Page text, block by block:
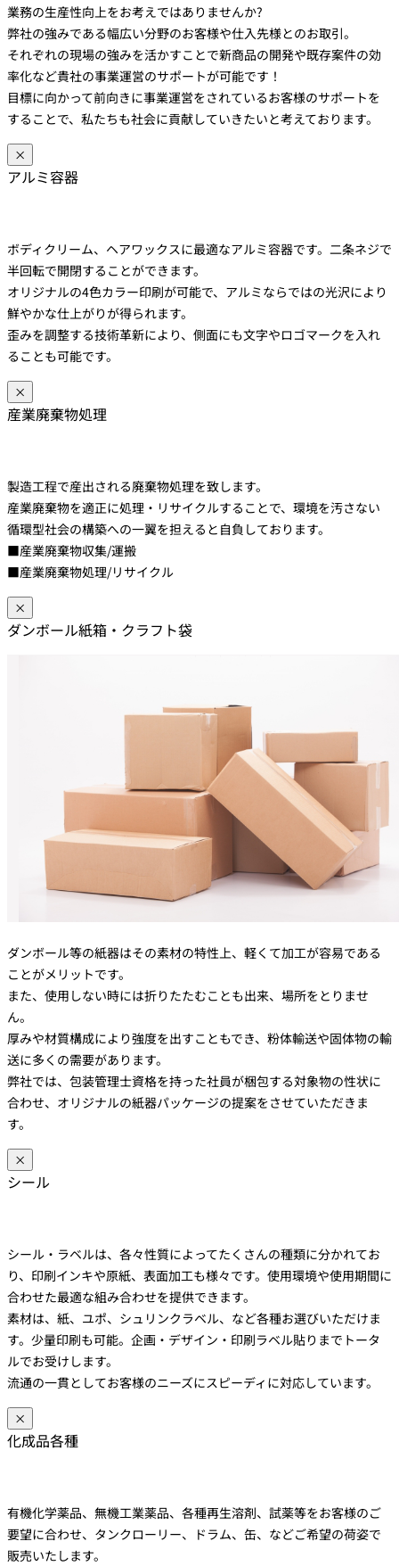
業務の生産性向上をお考えではありませんか?
弊社の強みである幅広い分野のお客様や仕入先様とのお取引。
それぞれの現場の強みを活かすことで新商品の開発や既存案件の効
率化など貴社の事業運営のサポートが可能です！
目標に向かって前向きに事業運営をされているお客様のサポートを
することで、私たちも社会に貢献していきたいと考えております。
×
アルミ容器
ボディクリーム、ヘアワックスに最適なアルミ容器です。二条ネジで
半回転で開閉することができます。
オリジナルの4色カラー印刷が可能で、アルミならではの光沢により
鮮やかな仕上がりが得られます。
歪みを調整する技術革新により、側面にも文字やロゴマークを入れ
ることも可能です。
×
産業廃棄物処理
製造工程で産出される廃棄物処理を致します。
産業廃棄物を適正に処理・リサイクルすることで、環境を汚さない
循環型社会の構築への一翼を担えると自負しております。
■産業廃棄物収集/運搬
■産業廃棄物処理/リサイクル
×
ダンボール紙箱・クラフト袋
ダンボール等の紙器はその素材の特性上、軽くて加工が容易である
ことがメリットです。
また、使用しない時には折りたたむことも出来、場所をとりませ
ん。
厚みや材質構成により強度を出すこともでき、粉体輸送や固体物の輸
送に多くの需要があります。
弊社では、包装管理士資格を持った社員が梱包する対象物の性状に
合わせ、オリジナルの紙器パッケージの提案をさせていただきま
す。
×
シール
シール・ラベルは、各々性質によってたくさんの種類に分かれてお
り、印刷インキや原紙、表面加工も様々です。使用環境や使用期間に
合わせた最適な組み合わせを提供できます。
素材は、紙、ユポ、シュリンクラベル、など各種お選びいただけま
す。少量印刷も可能。企画・デザイン・印刷ラベル貼りまでトータ
ルでお受けします。
流通の一貫としてお客様のニーズにスピーディに対応しています。
×
化成品各種
有機化学薬品、無機工業薬品、各種再生溶剤、試薬等をお客様のご
要望に合わせ、タンクローリー、ドラム、缶、などご希望の荷姿で
販売いたします。